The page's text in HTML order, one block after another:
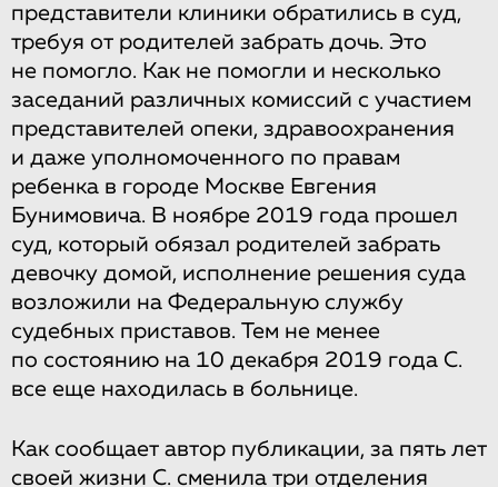
представители клиники обратились в суд,
требуя от родителей забрать дочь. Это
не помогло. Как не помогли и несколько
заседаний различных комиссий с участием
представителей опеки, здравоохранения
и даже уполномоченного по правам
ребенка в городе Москве Евгения
Бунимовича. В ноябре 2019 года прошел
суд, который обязал родителей забрать
девочку домой, исполнение решения суда
возложили на Федеральную службу
судебных приставов. Тем не менее
по состоянию на 10 декабря 2019 года С.
все еще находилась в больнице.
Как сообщает автор публикации, за пять лет
своей жизни С. сменила три отделения